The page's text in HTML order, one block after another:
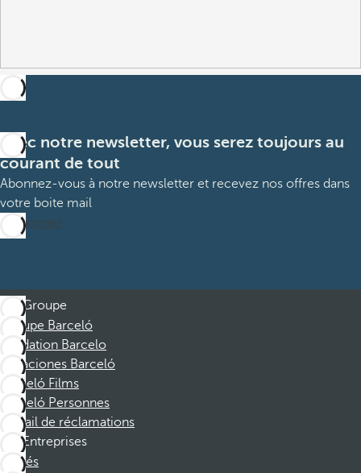
Avec notre newsletter, vous serez toujours au
courant de tout
Abonnez-vous à notre newsletter et recevez nos offres dans
votre boite mail
M’abonner
Groupe
Groupe Barceló
Fondation Barcelo
Vacaciones Barceló
Barceló Films
Barceló Personnes
Portail de réclamations
Entreprises
Affiliés